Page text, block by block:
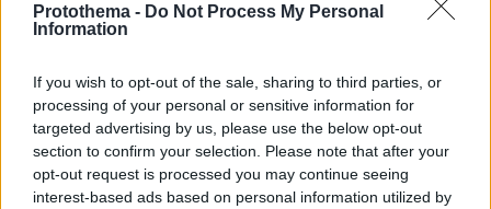
Protothema - Do Not Process My Personal
Information
If you wish to opt-out of the sale, sharing to third parties, or
processing of your personal or sensitive information for
targeted advertising by us, please use the below opt-out
section to confirm your selection. Please note that after your
opt-out request is processed you may continue seeing
interest-based ads based on personal information utilized by